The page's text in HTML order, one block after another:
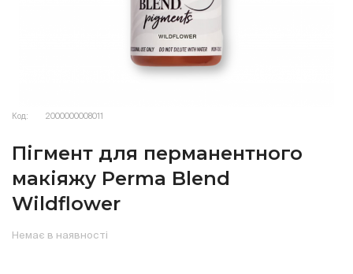
Код: 2000000008011
Пігмент для перманентного
макіяжу Perma Blend
Wildflower
Немає в наявності